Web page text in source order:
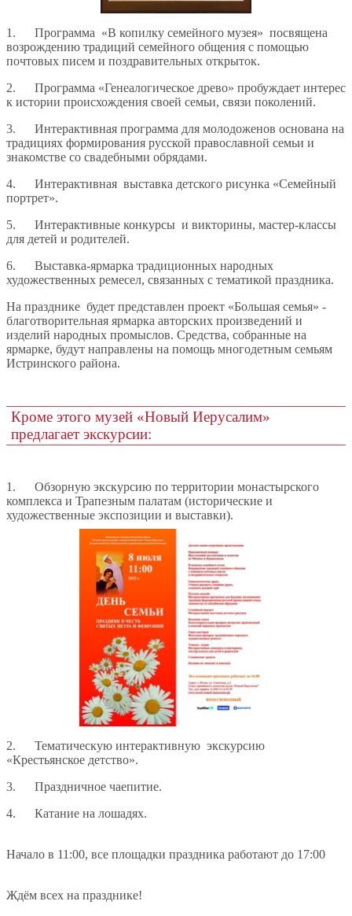
1. Программа «В копилку семейного музея» посвящена
возрождению традиций семейного общения с помощью
почтовых писем и поздравительных открыток.
2. Программа «Генеалогическое древо» пробуждает интерес
к истории происхождения своей семьи, связи поколений.
3. Интерактивная программа для молодоженов основана на
традициях формирования русской православной семьи и
знакомстве со свадебными обрядами.
4. Интерактивная выставка детского рисунка «Семейный
портрет».
5. Интерактивные конкурсы и викторины, мастер-классы
для детей и родителей.
6. Выставка-ярмарка традиционных народных
художественных ремесел, связанных с тематикой праздника.
На празднике будет представлен проект «Большая семья» -
благотворительная ярмарка авторских произведений и
изделий народных промыслов. Средства, собранные на
ярмарке, будут направлены на помощь многодетным семьям
Истринского района.
Кроме этого музей «Новый Иерусалим»
предлагает экскурсии:
1. Обзорную экскурсию по территории монастырского
комплекса и Трапезным палатам (исторические и
художественные экспозиции и выставки).
2. Тематическую интерактивную экскурсию
«Крестьянское детство».
3. Праздничное чаепитие.
4. Катание на лошадях.
Начало в 11:00, все площадки праздника работают до 17:00
Ждём всех на празднике!